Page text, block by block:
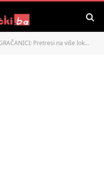
na više lokacija zbog trgovine narkoticima